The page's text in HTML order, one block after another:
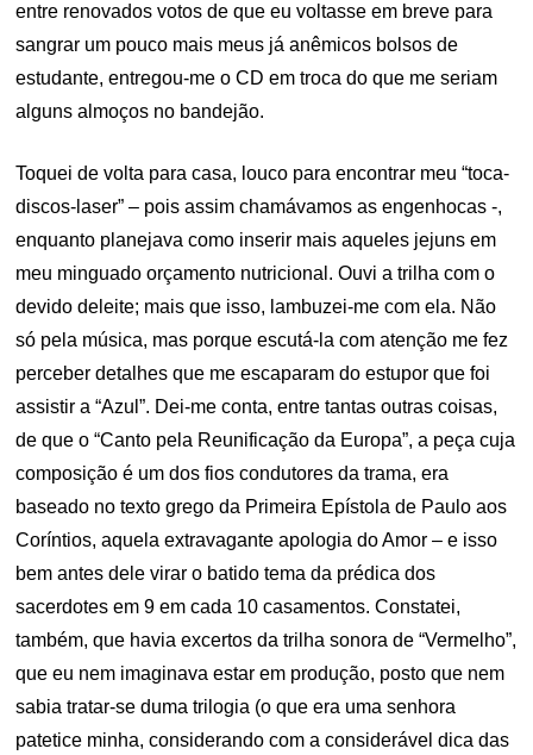
entre renovados votos de que eu voltasse em breve para
sangrar um pouco mais meus já anêmicos bolsos de
estudante, entregou-me o CD em troca do que me seriam
alguns almoços no bandejão.
Toquei de volta para casa, louco para encontrar meu “toca-
discos-laser” – pois assim chamávamos as engenhocas -,
enquanto planejava como inserir mais aqueles jejuns em
meu minguado orçamento nutricional. Ouvi a trilha com o
devido deleite; mais que isso, lambuzei-me com ela. Não
só pela música, mas porque escutá-la com atenção me fez
perceber detalhes que me escaparam do estupor que foi
assistir a “Azul”. Dei-me conta, entre tantas outras coisas,
de que o “Canto pela Reunificação da Europa”, a peça cuja
composição é um dos fios condutores da trama, era
baseado no texto grego da Primeira Epístola de Paulo aos
Coríntios, aquela extravagante apologia do Amor – e isso
bem antes dele virar o batido tema da prédica dos
sacerdotes em 9 em cada 10 casamentos. Constatei,
também, que havia excertos da trilha sonora de “Vermelho”,
que eu nem imaginava estar em produção, posto que nem
sabia tratar-se duma trilogia (o que era uma senhora
patetice minha, considerando com a considerável dica das